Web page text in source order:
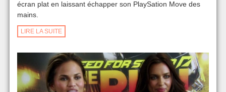
écran plat en laissant échapper son PlaySation Move des
mains.
LIRE LA SUITE